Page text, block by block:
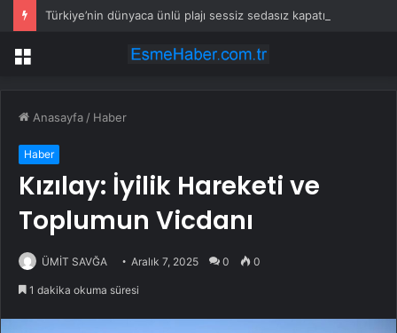
Türkiye’nin dünyaca ünlü plajı sessiz sedasız kapatıldı
Menü
Anasayfa / Haber
Haber
Kızılay: İyilik Hareketi ve
Toplumun Vicdanı
ÜMİT SAVĞA Aralık 7, 2025 0 0
1 dakika okuma süresi